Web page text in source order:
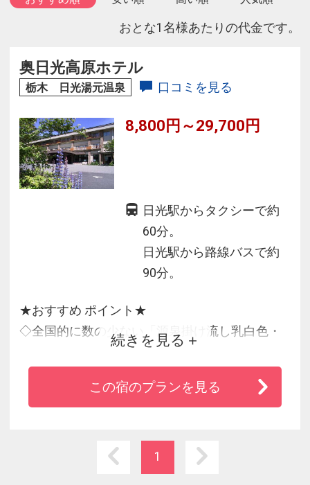
おとな1名様あたりの代金です。
奥日光高原ホテル
栃木 日光湯元温泉 口コミを見る
8,800円～29,700円
日光駅からタクシーで約
60分。
日光駅から路線バスで約
90分。
★おすすめ ポイント★
◇全国的に数の少ない「源泉掛け流し乳白色・
◇日光ならではの地の食材を活かしたオリジナ
心なごむ新緑爽やかな高原の夏、錦織なす紅
葉、粉雪のスキー場、と四季それぞれ見事です
続きを見る
この宿のプランを見る
1